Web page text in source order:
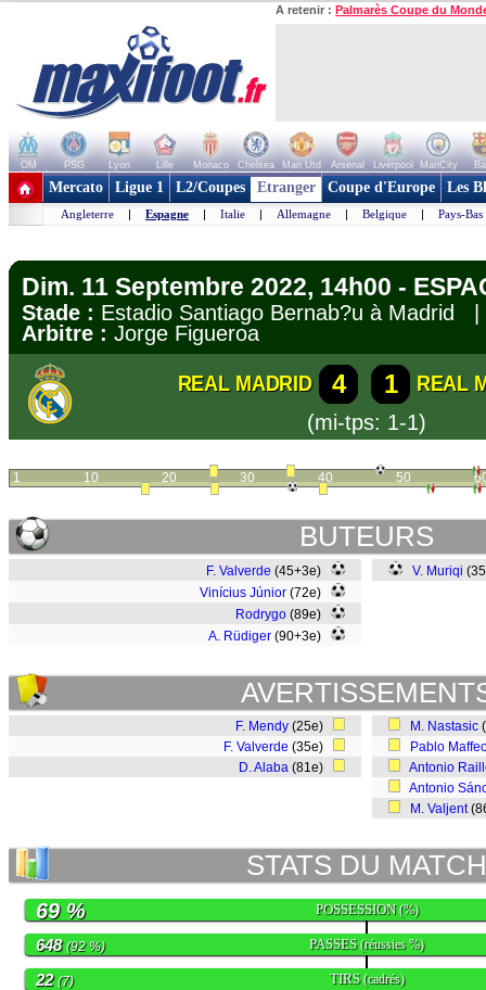
A retenir : Palmarès Coupe du
OM PSG Lyon Lille Monaco Chelsea Man Utd Arsenal Liverpool ManCity
+ de clubs
Mercato Ligue 1 L2/Coupes Etranger Coupe d'Europe Les
Angleterre | Espagne | Italie | Allemagne | Belgique | Pays-Bas
Dim. 11 Septembre 2022, 14h00 -
Stade : Estadio Santiago Bernab?u à
Arbitre : Jorge Figueroa
REAL MADRID 4 1
REAL
(mi-tps: 1-1)
1 10 20 30 40 50
BUTEURS
F. Valverde (45+3e)
Vinícius Júnior (72e)
Rodrygo (89e)
A. Rüdiger (90+3e)
V. Muriqi
F. Mendy (25e)
F. Valverde (35e)
D. Alaba (81e)
M. Nastasic
Pablo
Antonio
Antonio
M. Valjent
STATS DU MATCH
POSSESSION(%)
69 %
PASSES(réussies %)
648(92 %)
TIRS(cadrés)
22(7)